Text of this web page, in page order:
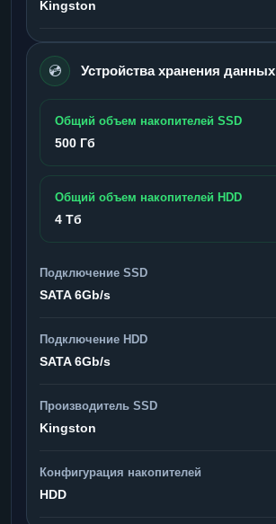
Kingston
💿 Устройства хранения данных
Общий объем накопителей SSD
500 Гб
Общий объем накопителей HDD
4 Тб
Подключение SSD
SATA 6Gb/s
Подключение HDD
SATA 6Gb/s
Производитель SSD
Kingston
Конфигурация накопителей
HDD